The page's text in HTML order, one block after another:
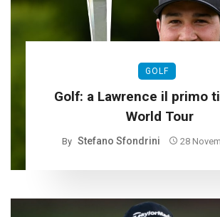
GOLF
Golf: a Lawrence il primo
World Tour
By Stefano Sfondrini 28